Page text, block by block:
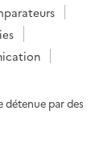
détenue par des